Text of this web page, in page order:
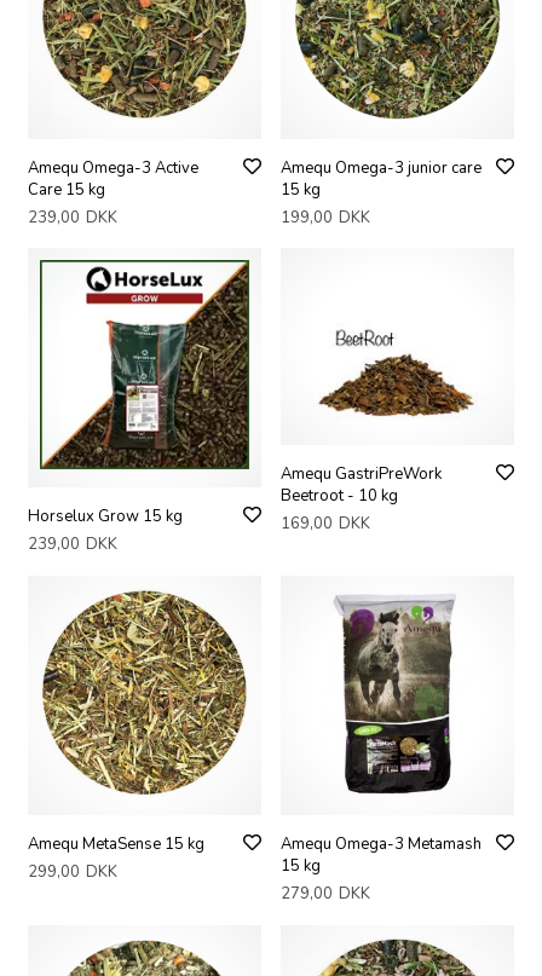
Amequ Omega-3 Active
Care 15 kg
239,00 DKK
Amequ Omega-3 junior care
15 kg
199,00 DKK
Horselux Grow 15 kg
239,00 DKK
Amequ GastriPreWork
Beetroot - 10 kg
169,00 DKK
Amequ MetaSense 15 kg
299,00 DKK
Amequ Omega-3 Metamash
15 kg
279,00 DKK